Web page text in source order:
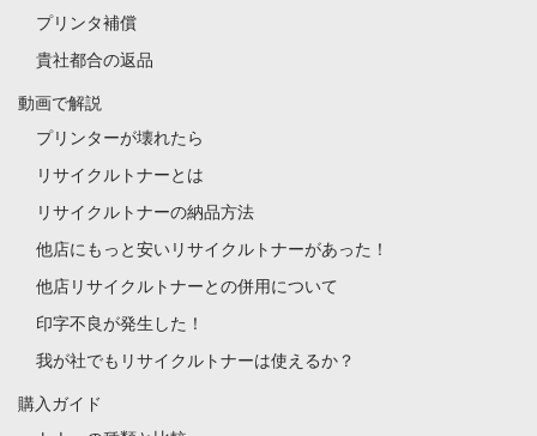
プリンタ補償
貴社都合の返品
動画で解説
プリンターが壊れたら
リサイクルトナーとは
リサイクルトナーの納品方法
他店にもっと安いリサイクルトナーがあった！
他店リサイクルトナーとの併用について
印字不良が発生した！
我が社でもリサイクルトナーは使えるか？
購入ガイド